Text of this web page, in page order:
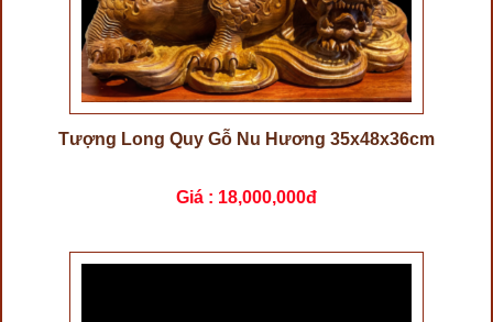
Tượng Long Quy Gỗ Nu Hương 35x48x36cm
Giá : 18,000,000đ